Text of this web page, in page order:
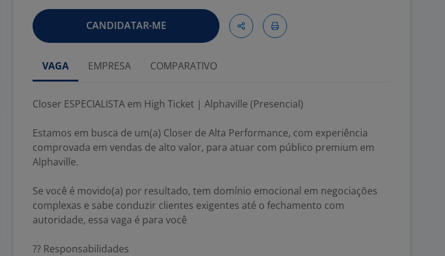
CANDIDATAR-ME
VAGA EMPRESA COMPARATIVO
Closer ESPECIALISTA em High Ticket | Alphaville (Presencial)
Estamos em busca de um(a) Closer de Alta Performance, com experiência
comprovada em vendas de alto valor, para atuar com público premium em
Alphaville.
Se você é movido(a) por resultado, tem domínio emocional em negociações
complexas e sabe conduzir clientes exigentes até o fechamento com
autoridade, essa vaga é para você
?? Responsabilidades